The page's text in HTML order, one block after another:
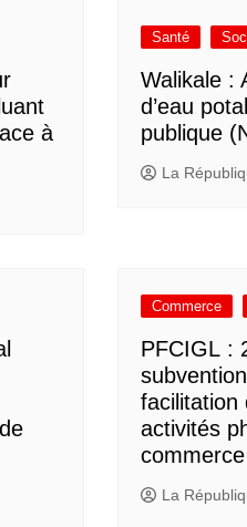
à
Santé
Walikale :
d’eau
publique
La
Commerce
PFCIGL :
facilitation
activités
commerce
La